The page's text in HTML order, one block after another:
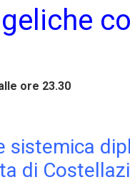
ore 23.30
sistemica
di